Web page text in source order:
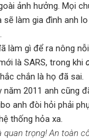
ảnh hưởng. Mọi
sẽ làm gia đình anh
làm gì để ra nông
là SARS, trong khi
chắn là họ đã sai.
năm 2011 anh cũng
anh đòi hỏi phải
thống hỏa xa.
quan trọng! An toàn